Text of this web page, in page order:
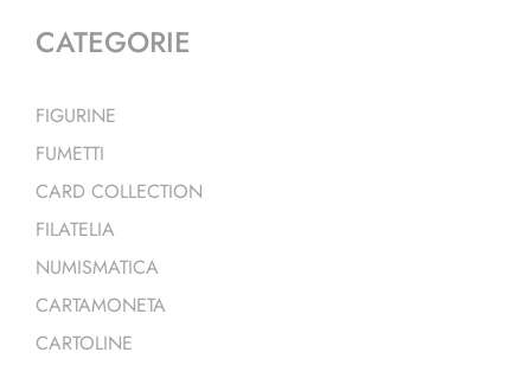
CATEGORIE
FIGURINE
FUMETTI
CARD COLLECTION
FILATELIA
NUMISMATICA
CARTAMONETA
CARTOLINE